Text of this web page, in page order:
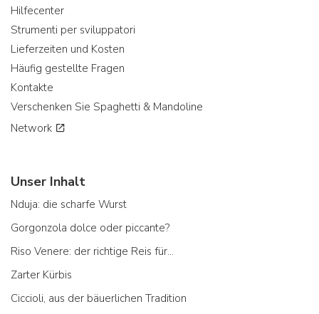
Hilfecenter
Strumenti per sviluppatori
Lieferzeiten und Kosten
Häufig gestellte Fragen
Kontakte
Verschenken Sie Spaghetti & Mandoline
Network
Unser Inhalt
Nduja: die scharfe Wurst
Gorgonzola dolce oder piccante?
Riso Venere: der richtige Reis für...
Zarter Kürbis
Ciccioli, aus der bäuerlichen Tradition